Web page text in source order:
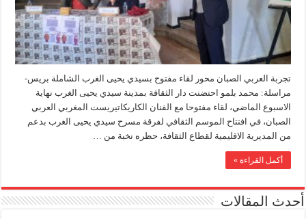
تجربة العربي الصبان محور لقاء مفتوح بسيدي يحيى الغرب الشاملة بريس-
مراسلة: محمد بلمو احتضنت دار الثقافة بمدينة سيدي يحيى الغرب نهاية
الاسبوع الماضي، لقاء مفتوحا مع الفنان الكاريكاتيريست المغربي العربي
الصبان، في افتتاح الموسم الثقافي لفرقة مسرح سيدي يحيى الغرب بدعم
من المديرية الاقليمية لقطاع الثقافة، حظره نخبة من …
أكمل القراءة »
أحدث المقالات